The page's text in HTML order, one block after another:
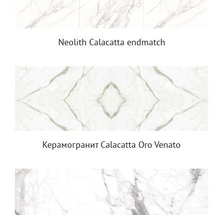
Neolith Calacatta endmatch
Керамогранит Calacatta Oro Venato